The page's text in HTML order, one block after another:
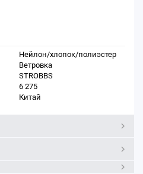
Нейлон/хлопок/полиэстер
Ветровка
STROBBS
6 275
Китай